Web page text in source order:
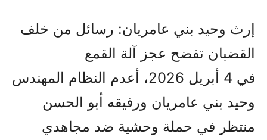
إرث وحيد بني عامريان: رسائل من خلف
القضبان تفضح عجز آلة القمع
في 4 أبريل 2026، أعدم النظام المهندس
وحيد بني عامريان ورفيقه أبو الحسن
منتظر في حملة وحشية ضد مجاهدي